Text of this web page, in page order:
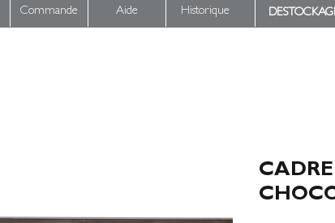
Commande Aide Historique